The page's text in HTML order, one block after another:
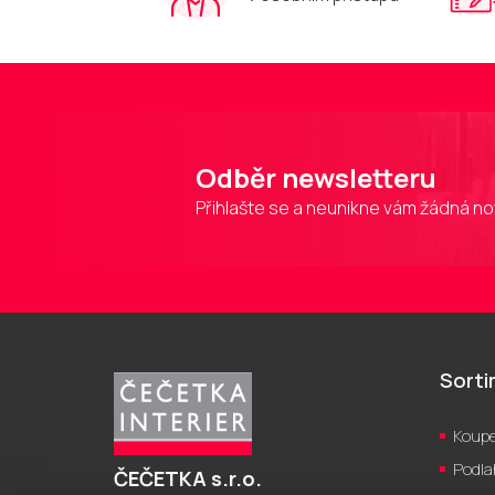
Odběr newsletteru
Přihlašte se a neunikne vám žádná
ČEČETKA s.r.o.